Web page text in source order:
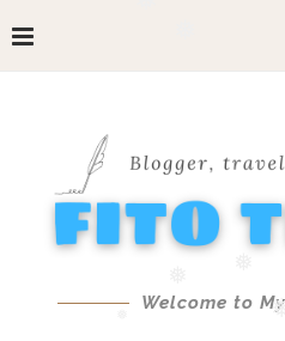
❅
Welcome to